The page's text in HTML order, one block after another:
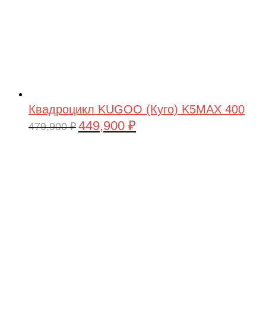
Квадроцикл KUGOO (Куго) K5MAX 400
479,900₽ Первоначальная
449,900 ₽